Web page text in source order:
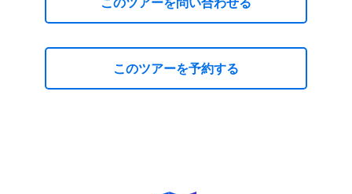
このツアーを予約する